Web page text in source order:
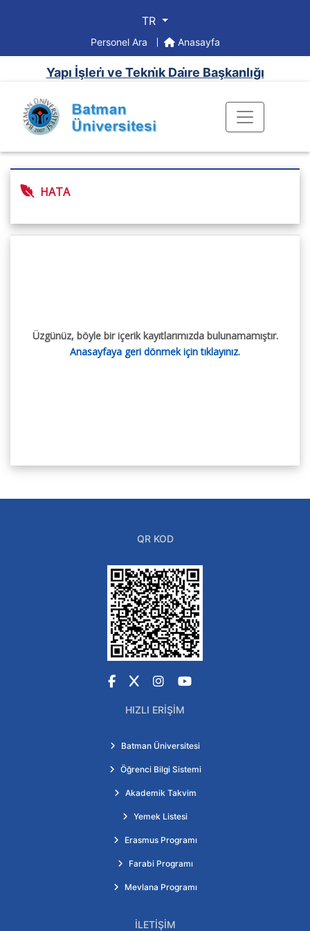
TR
Personel Ara Anasayfa
Yapı İşleri̇ ve Tekni̇k Dai̇re Başkanlığı
HATA
Üzgünüz, böyle bir içerik kayıtlarımızda bulunamamıştır.
Anasayfaya geri dönmek için tıklayınız.
QR KOD
Facebook
X Instagram
YouTube
HIZLI ERIŞIM
Batman Üniversitesi
Öğrenci Bilgi Sistemi
Akademik Takvim
Yemek Listesi
Erasmus Programı
Farabi Programı
Mevlana Programı
İLETIŞIM